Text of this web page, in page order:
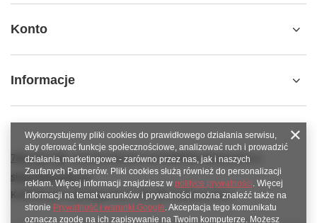
Konto
Informacje
789 221 795 www.facebook.com/KAROlineZielonaGora
sklep@karoline.pl
KAROline24,Ekologiczna 2,65-364Zielona Góra
Wykorzystujemy pliki cookies do prawidłowego działania serwisu,
aby oferować funkcje społecznościowe, analizować ruch i prowadzić
działania marketingowe - zarówno przez nas, jak i naszych
Zaufanych Partnerów. Pliki cookies służą również do personalizacji
reklam. Więcej informacji znajdziesz w polityce prywatności. Więcej
informacji na temat warunków i prywatności można znaleźć także na
stronie Prywatność i warunki Google. Akceptacja tego komunikatu
oznacza zgodę na ich zapisywanie na Twoim komputerze. Możesz